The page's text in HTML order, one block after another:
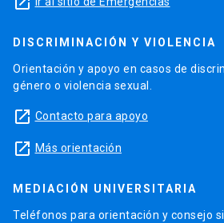
DISCRIMINACIÓN Y VIOLENCIA
Orientación y apoyo en casos de
género o violencia sexual.
launch Contacto para apoyo
launch Más orientación
MEDIACIÓN UNIVERSITARIA
Teléfonos para orientación y consejo